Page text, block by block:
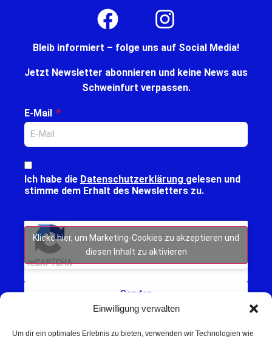
Einwilligung verwalten
Um dir ein optimales Erlebnis zu bieten, verwenden wir Technologien wie
Bleib informiert – folge uns auf Social Media!
Jetzt Newsletter abonnieren und keine News aus
Schweinfurt verpassen.
E-Mail
Ich habe die Datenschutzerklärung gelesen und
stimme dem Erhalt des Newsletters zu.
Klicke hier, um Marketing-Cookies zu akzeptieren und
diesen Inhalt zu aktivieren
Senden